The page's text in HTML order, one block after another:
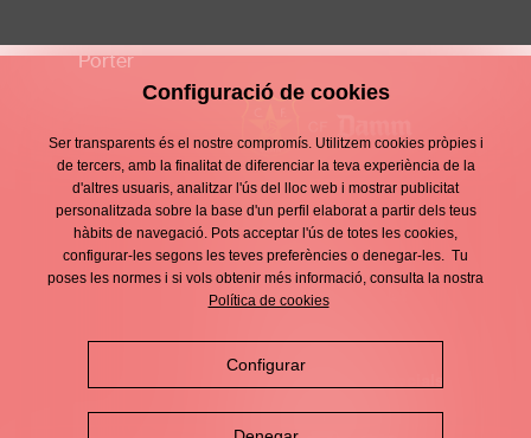
Porter
Enllaços
d'interès
Contacte
Footer
menu
Avís legal
Política de privacitat
Política de cookies
Política de xarxes socials
Configuració de cookies
Ser transparents és el nostre compromís. Utilitzem cookies pròpies i
de tercers, amb la finalitat de diferenciar la teva experiència de la
d'altres usuaris, analitzar l'ús del lloc web i mostrar publicitat
personalitzada sobre la base d'un perfil elaborat a partir dels teus
hàbits de navegació. Pots acceptar l'ús de totes les cookies,
configurar-les segons les teves preferències o denegar-les. Tu
poses les normes i si vols obtenir més informació, consulta la nostra
Política de cookies
Configurar